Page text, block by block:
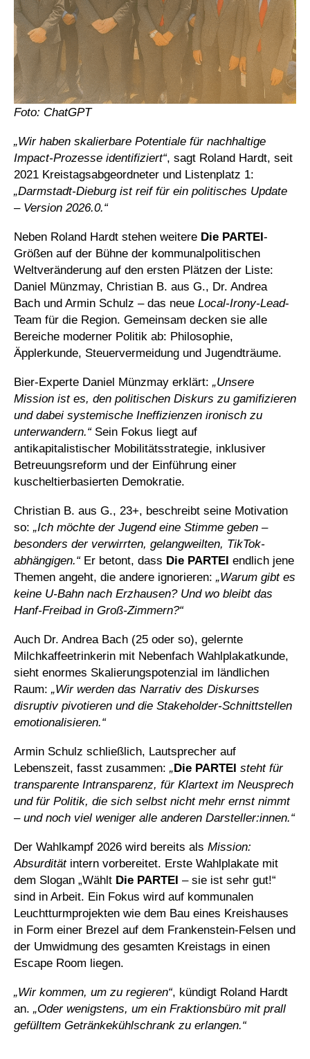
Foto: ChatGPT
„Wir haben skalierbare Potentiale für nachhaltige
Impact-Prozesse identifiziert“, sagt Roland Hardt, seit
2021 Kreistagsabgeordneter und Listenplatz 1:
„Darmstadt-Dieburg ist reif für ein politisches Update
– Version 2026.0.“
Neben Roland Hardt stehen weitere Die PARTEI-
Größen auf der Bühne der kommunalpolitischen
Weltveränderung auf den ersten Plätzen der Liste:
Daniel Münzmay, Christian B. aus G., Dr. Andrea
Bach und Armin Schulz – das neue Local-Irony-Lead-
Team für die Region. Gemeinsam decken sie alle
Bereiche moderner Politik ab: Philosophie,
Äpplerkunde, Steuervermeidung und Jugendträume.
Bier-Experte Daniel Münzmay erklärt: „Unsere
Mission ist es, den politischen Diskurs zu gamifizieren
und dabei systemische Ineffizienzen ironisch zu
unterwandern.“Sein Fokus liegt auf
antikapitalistischer Mobilitätsstrategie, inklusiver
Betreuungsreform und der Einführung einer
kuscheltierbasierten Demokratie.
Christian B. aus G., 23+, beschreibt seine Motivation
so: „Ich möchte der Jugend eine Stimme geben –
besonders der verwirrten, gelangweilten, TikTok-
abhängigen.“Er betont, dass Die PARTEI endlich jene
Themen angeht, die andere ignorieren: „Warum gibt es
keine U-Bahn nach Erzhausen? Und wo bleibt das
Hanf-Freibad in Groß-Zimmern?“
Auch Dr. Andrea Bach (25 oder so), gelernte
Milchkaffeetrinkerin mit Nebenfach Wahlplakatkunde,
sieht enormes Skalierungspotenzial im ländlichen
Raum: „Wir werden das Narrativ des Diskurses
disruptiv pivotieren und die Stakeholder-Schnittstellen
emotionalisieren.“
Armin Schulz schließlich, Lautsprecher auf
Lebenszeit, fasst zusammen: „Die PARTEI steht für
transparente Intransparenz, für Klartext im Neusprech
und für Politik, die sich selbst nicht mehr ernst nimmt
– und noch viel weniger alle anderen Darsteller:innen.“
Der Wahlkampf 2026 wird bereits als Mission:
Absurditätintern vorbereitet. Erste Wahlplakate mit
dem Slogan „Wählt Die PARTEI – sie ist sehr gut!“
sind in Arbeit. Ein Fokus wird auf kommunalen
Leuchtturmprojekten wie dem Bau eines Kreishauses
in Form einer Brezel auf dem Frankenstein-Felsen und
der Umwidmung des gesamten Kreistags in einen
Escape Room liegen.
„Wir kommen, um zu regieren“, kündigt Roland Hardt
an. „Oder wenigstens, um ein Fraktionsbüro mit prall
gefülltem Getränkekühlschrank zu erlangen.“